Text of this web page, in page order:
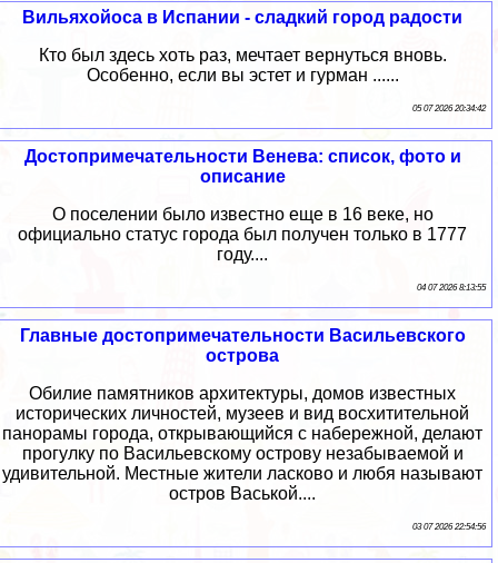
Вильяхойоса в Испании - сладкий город радости
Кто был здесь хоть раз, мечтает вернуться вновь.
Особенно, если вы эстет и гурман ......
05 07 2026 20:34:42
Достопримечательности Венева: список, фото и
описание
О поселении было известно еще в 16 веке, но
официально статус города был получен только в 1777
году....
04 07 2026 8:13:55
Главные достопримечательности Васильевского
острова
Обилие памятников архитектуры, домов известных
исторических личностей, музеев и вид восхитительной
панорамы города, открывающийся с набережной, делают
прогулку по Васильевскому острову незабываемой и
удивительной. Местные жители ласково и любя называют
остров Васькой....
03 07 2026 22:54:56